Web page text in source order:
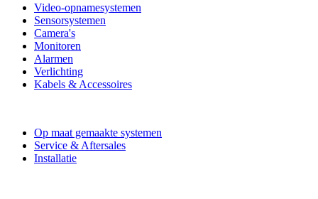
Video-opnamesystemen
Sensorsystemen
Camera's
Monitoren
Alarmen
Verlichting
Kabels & Accessoires
Op maat gemaakte systemen
Service & Aftersales
Installatie